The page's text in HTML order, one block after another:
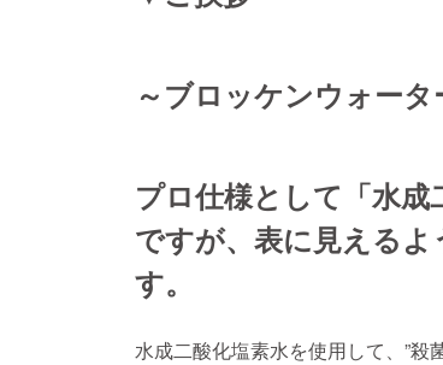
～ブロッケンウォー
プロ仕様として「水
ですが、表に見える
す。
水成二酸化塩素水を使用して、”